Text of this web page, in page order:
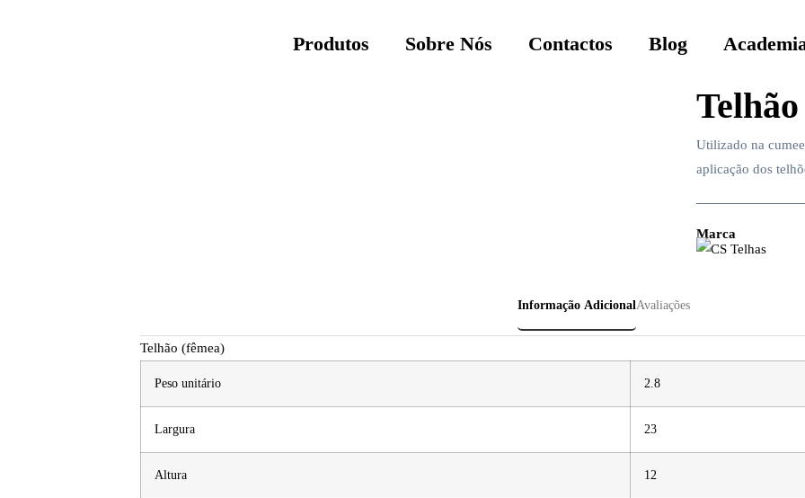
Produtos Sobre Nós Contactos Blog
Utilizado na
aplicação dos
Marca
Informação AdicionalAvaliações
Telhão (fêmea)
Peso unitário 2.8
Largura 23
Altura 12